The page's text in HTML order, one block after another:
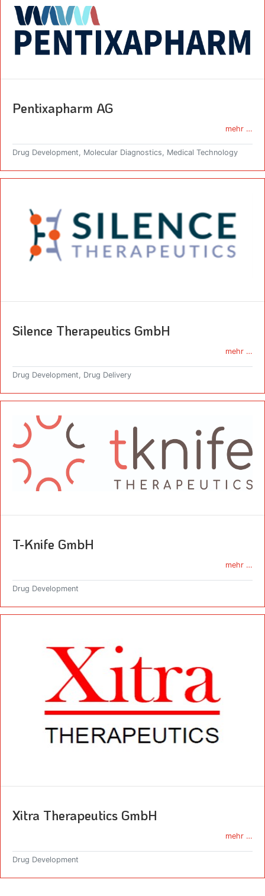
Pentixapharm AG
mehr …
Drug Development, Molecular Diagnostics, Medical Technology
Silence Therapeutics GmbH
mehr …
Drug Development, Drug Delivery
T-Knife GmbH
mehr …
Drug Development
Xitra Therapeutics GmbH
mehr …
Drug Development